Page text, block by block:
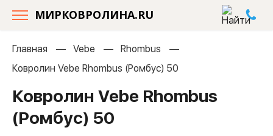
МИРКОВРОЛИНА.RU
Главная Vebe
Rhombus
Ковролин Vebe Rhombus (Ромбус) 50
Ковролин Vebe Rhombus
(Ромбус) 50